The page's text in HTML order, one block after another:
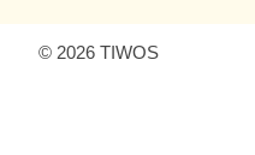
© 2026 TIWOS